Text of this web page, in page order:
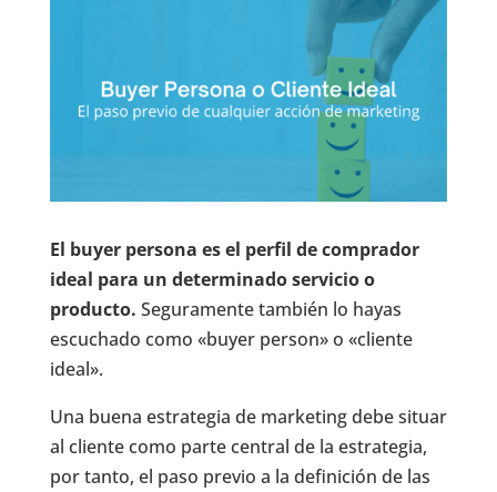
El buyer persona es el perfil de comprador
ideal para un determinado servicio o
producto. Seguramente también lo hayas
escuchado como «buyer person» o «cliente
ideal».
Una buena estrategia de marketing debe situar
al cliente como parte central de la estrategia,
por tanto, el paso previo a la definición de las